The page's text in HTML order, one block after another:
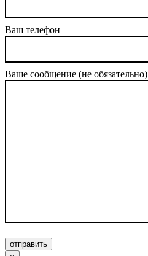
Ваш телефон
Ваше сообщение (не обязательно)
отправить